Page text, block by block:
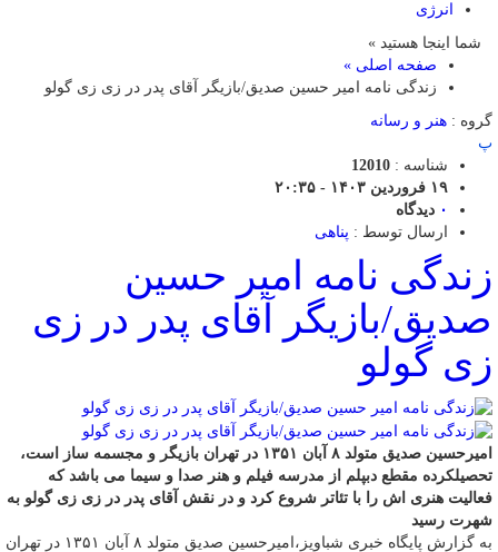
انرژی
شما اینجا هستید »
صفحه اصلی »
زندگی نامه امیر حسین صدیق/بازیگر آقای پدر در زی زی گولو
گروه : هنر و رسانه
پ
شناسه : 12010
۱۹ فروردین ۱۴۰۳ - ۲۰:۳۵
۰ دیدگاه
ارسال توسط : پناهی
زندگی نامه امیر حسین
صدیق/بازیگر آقای پدر در زی
زی گولو
امیرحسین صدیق متولد ۸ آبان ۱۳۵۱ در تهران بازیگر و مجسمه ساز است،
تحصیلکرده مقطع دبپلم از مدرسه فیلم و هنر صدا و سیما می باشد که
فعالیت هنری اش را با تئاتر شروع کرد و در نقش آقای پدر در زی زی گولو به
شهرت رسید
به گزارش پایگاه خبری شباویز،امیرحسین صدیق متولد ۸ آبان ۱۳۵۱ در تهران